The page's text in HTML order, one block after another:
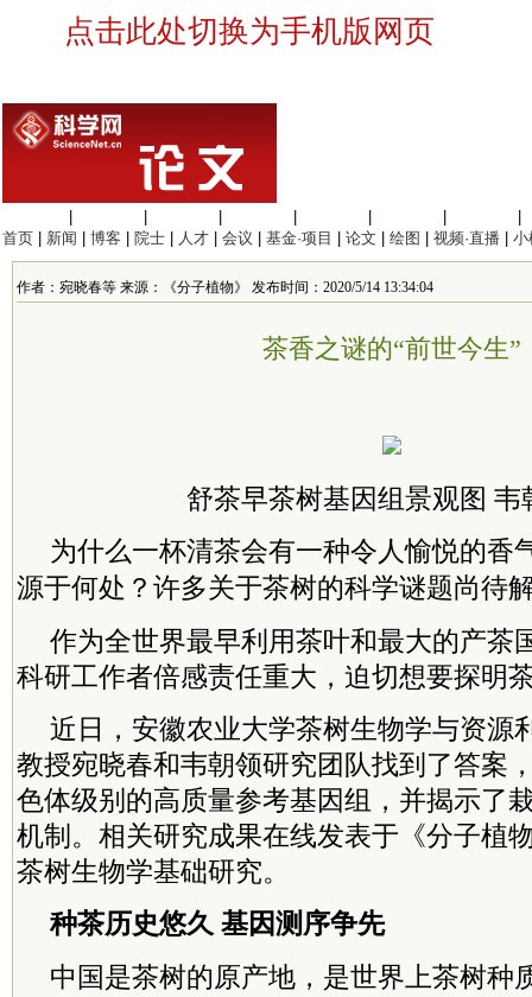
点击此处切换为手机版网页
首页
新闻 博客 院士 人才 会议 基金·项目 论文 绘图 视频·直播 小
作者：宛晓春等 来源：《分子植物》 发布时间：2020/5/14 13:34:04
茶香之谜的“前世今生”
舒茶早茶树基因组景观图 韦
为什么一杯清茶会有一种令人愉悦的香
源于何处？许多关于茶树的科学谜题尚待
作为全世界最早利用茶叶和最大的产茶
科研工作者倍感责任重大，迫切想要探明
近日，安徽农业大学茶树生物学与资源
教授宛晓春和韦朝领研究团队找到了答案
色体级别的高质量参考基因组，并揭示了
机制。相关研究成果在线发表于《分子植
茶树生物学基础研究。
种茶历史悠久 基因测序争先
中国是茶树的原产地，是世界上茶树种